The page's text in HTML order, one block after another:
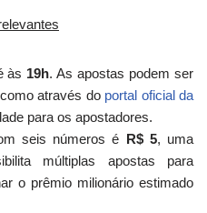
às 19h. As apostas podem ser
através do portal oficial da
para os apostadores.
seis números é R$ 5, uma
múltiplas apostas para
o prêmio milionário estimado